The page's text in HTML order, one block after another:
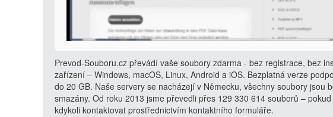
Prevod-Souboru.cz převádí vaše soubory zdarma - bez registrace, bez
zařízení – Windows, macOS, Linux, Android a iOS. Bezplatná verze
do 20 GB. Naše servery se nacházejí v Německu, všechny soubory jsou
smazány. Od roku 2013 jsme převedli přes 129 330 614 souborů –
kdykoli kontaktovat prostřednictvím kontaktního formuláře.